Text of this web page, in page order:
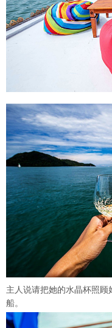
主人说请把她的水晶杯照
船。